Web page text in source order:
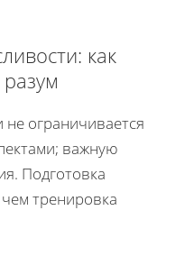
как
ограничивается
важную
Подготовка
тренировка